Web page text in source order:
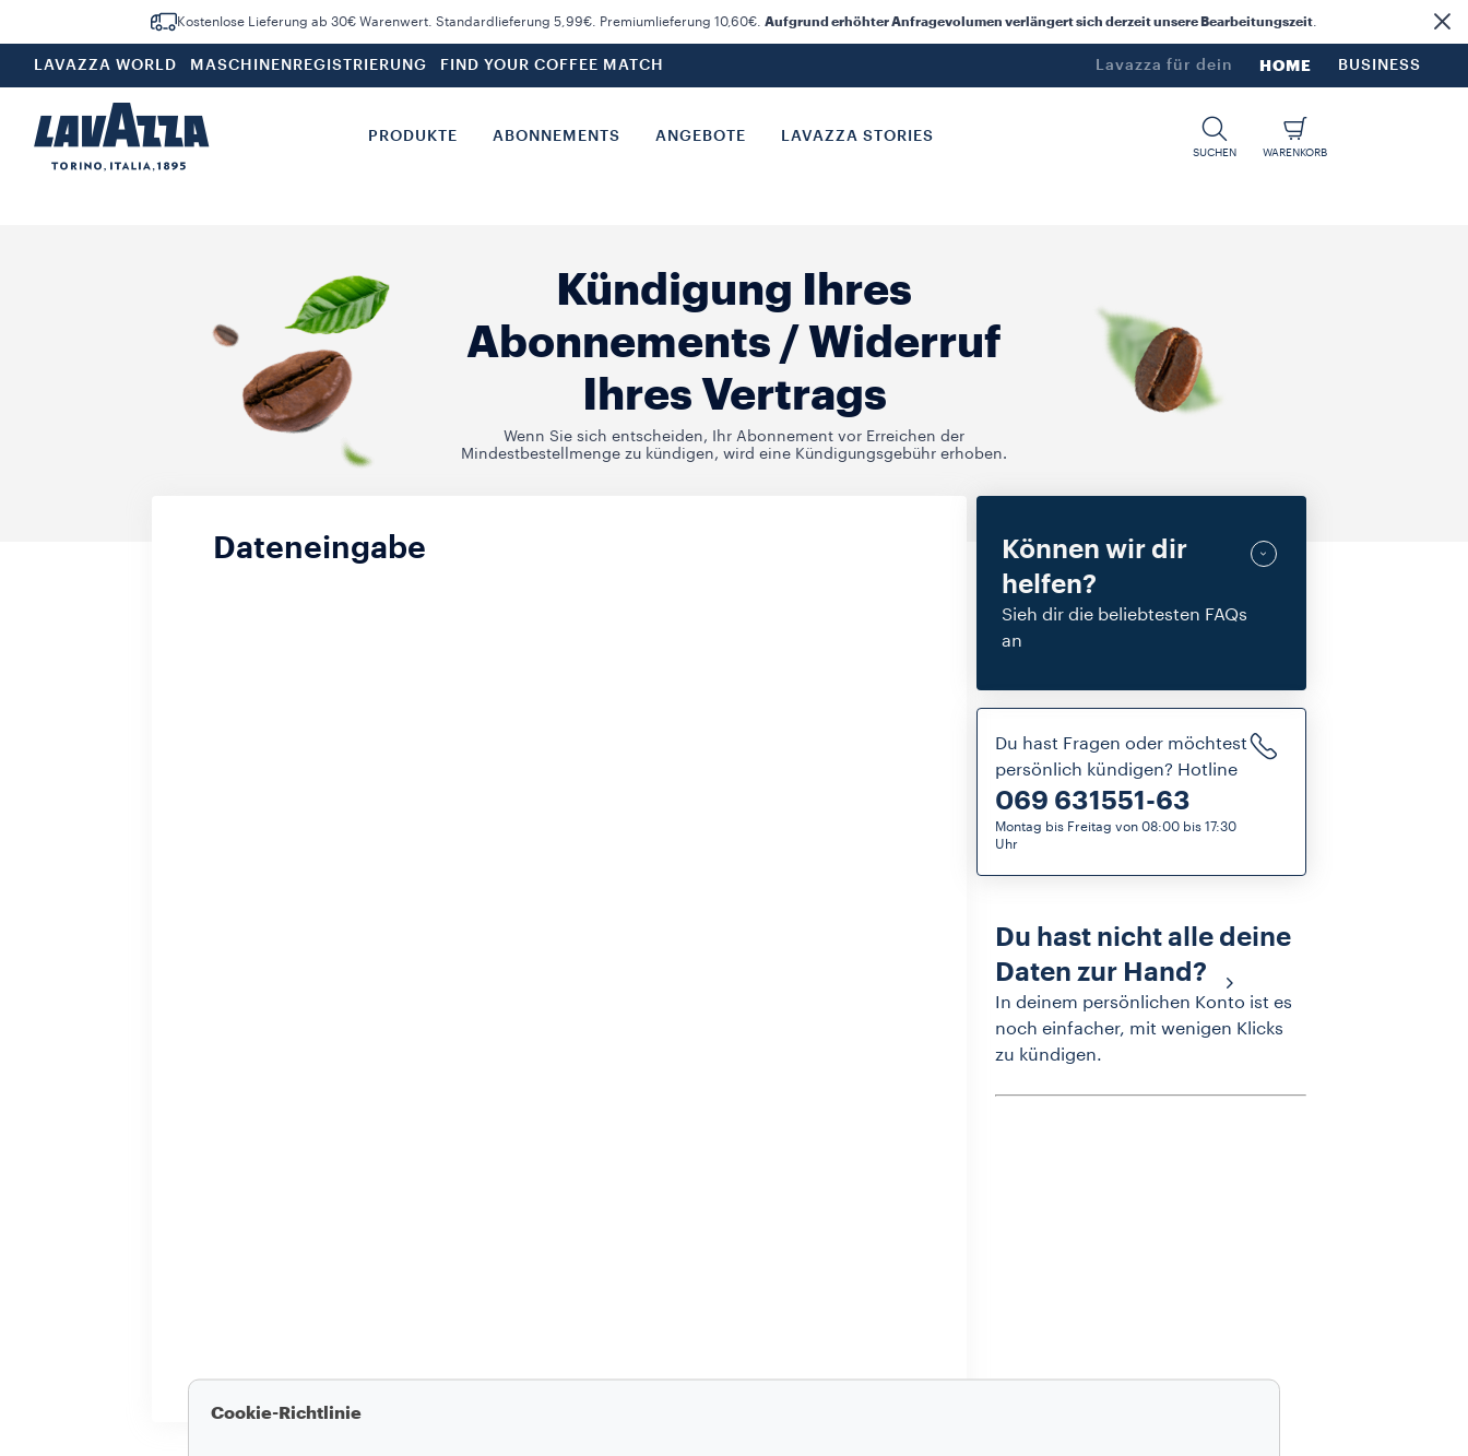
Kostenlose Lieferung ab 30€ Warenwert. Standardlieferung 5,99€. Premiumlieferung 10,60€. Aufgrund erhöhter Anfragevolumen verlängert sich derzeit unsere Bearbeitungszeit
LAVAZZA WORLD MASCHINENREGISTRIERUNG FIND YOUR COFFEE MATCH Lavazza für dein​ HOME BUSINESS
PRODUKTE ABONNEMENTS ANGEBOTE LAVAZZA STORIES
SUCHEN WARENKORB
Kündigung Ihres
Abonnements / Widerruf
Ihres Vertrags
Wenn Sie sich entscheiden, Ihr Abonnement vor Erreichen der
Mindestbestellmenge zu kündigen, wird eine Kündigungsgebühr erhoben.
Dateneingabe
Können wir dir
helfen?
Sieh dir die beliebtesten FAQs
an
Du hast Fragen oder möchtest
persönlich kündigen? Hotline
069 631551-63
Montag bis Freitag von 08:00 bis 17:30
Uhr
Du hast nicht alle deine
Daten zur Hand?
In deinem persönlichen Konto ist es
noch einfacher, mit wenigen Klicks
zu kündigen.
Cookie-Richtlinie